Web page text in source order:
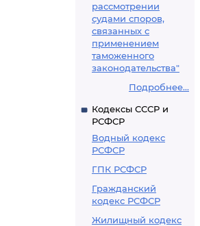
рассмотрении
судами споров,
связанных с
применением
таможенного
законодательства"
Подробнее...
Кодексы СССР и
РСФСР
Водный кодекс
РСФСР
ГПК РСФСР
Гражданский
кодекс РСФСР
Жилищный кодекс